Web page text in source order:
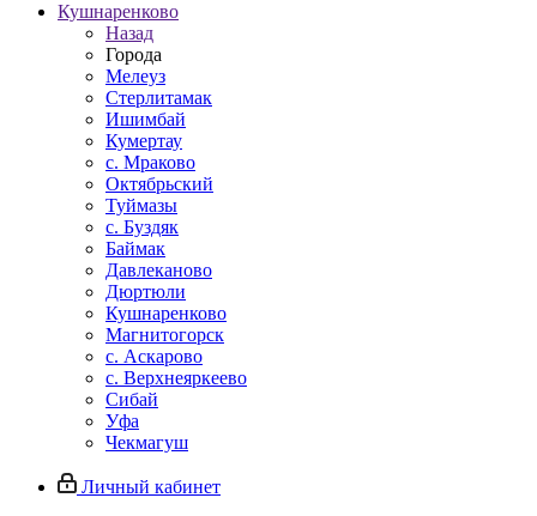
Кушнаренково
Назад
Города
Мелеуз
Стерлитамак
Ишимбай
Кумертау
c. Мраково
Октябрьский
Туймазы
c. Буздяк
Баймак
Давлеканово
Дюртюли
Кушнаренково
Магнитогорск
с. Аскарово
с. Верхнеяркеево
Сибай
Уфа
Чекмагуш
Личный кабинет